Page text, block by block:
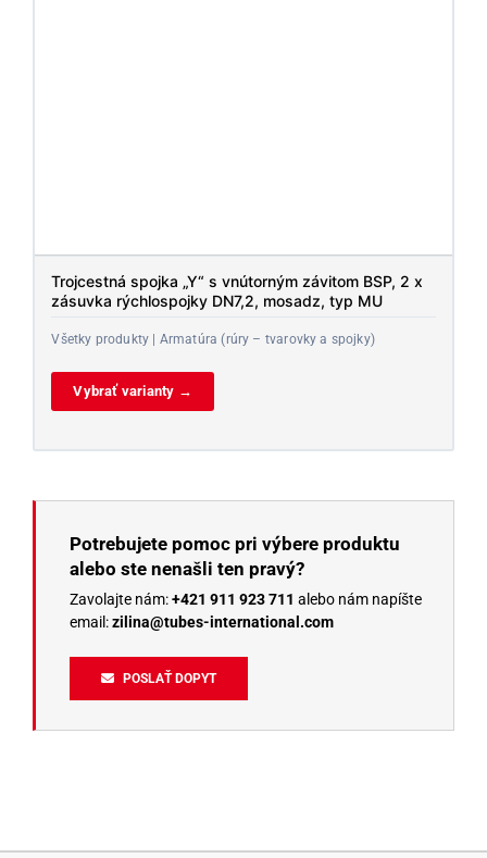
Trojcestná spojka „Y“ s vnútorným závitom BSP, 2 x
zásuvka rýchlospojky DN7,2, mosadz, typ MU
Všetky produkty | Armatúra (rúry – tvarovky a spojky)
Vybrať varianty →
Potrebujete pomoc pri výbere produktu
alebo ste nenašli ten pravý?
Zavolajte nám:+421 911 923 711 alebo nám napíšte
email:zilina@tubes-international.com
POSLAŤ DOPYT